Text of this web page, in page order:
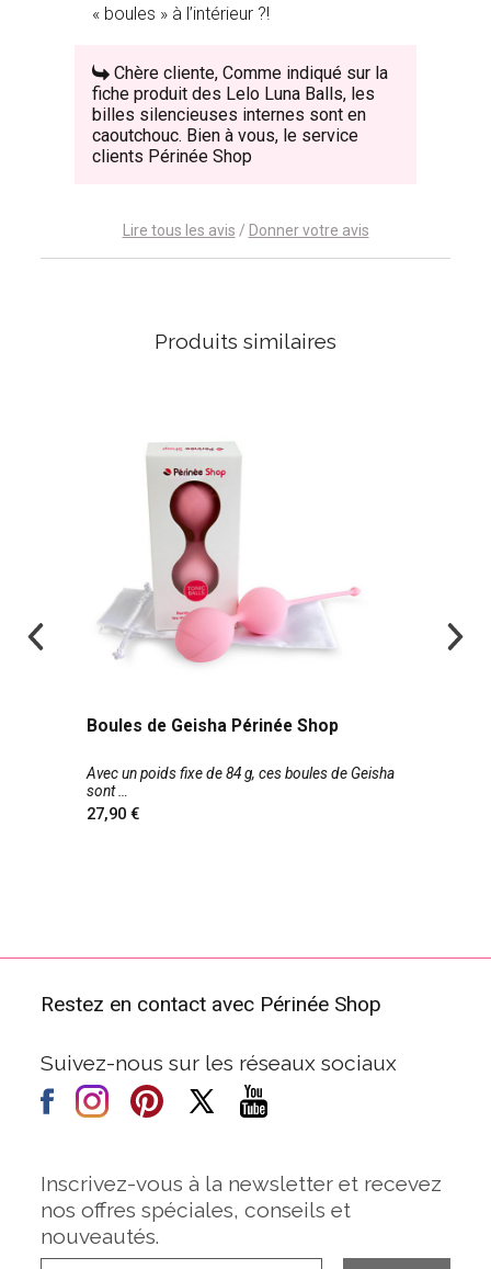
« boules » à l’intérieur ?!
Chère cliente, Comme indiqué sur la
fiche produit des Lelo Luna Balls, les
billes silencieuses internes sont en
caoutchouc. Bien à vous, le service
clients Périnée Shop
Lire tous les avis / Donner votre avis
Produits similaires
Boules de Geisha Périnée Shop
Avec un poids fixe de 84 g, ces boules de Geisha
sont
27,90
Restez en contact avec Périnée Shop
Suivez-nous sur les réseaux sociaux
Inscrivez-vous à la newsletter et recevez
nos offres spéciales, conseils et
nouveautés.